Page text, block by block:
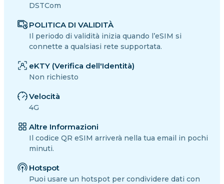
DSTCom
POLITICA DI VALIDITÀ
Il periodo di validità inizia quando l’eSIM si
connette a qualsiasi rete supportata.
eKTY (Verifica dell'Identità)
Non richiesto
Velocità
4G
Altre Informazioni
Il codice QR eSIM arriverà nella tua email in pochi
minuti.
Hotspot
Puoi usare un hotspot per condividere dati con